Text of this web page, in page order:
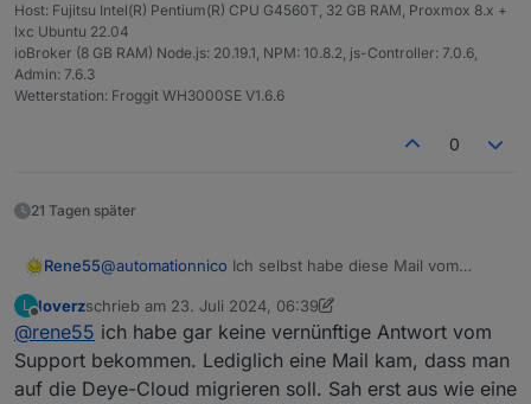
dieSolarmanOpenAPI-global(v1.1.6)-
EN_1719823855950_1310ye91.pdf
, welche ich
per Mail zugeschickt bekommen habe.
Host: Fujitsu Intel(R) Pentium(R) CPU G4560T, 32 GB RAM, Proxmox 8.x +
lxc Ubuntu 22.04
ioBroker (8 GB RAM) Node.js: 20.19.1, NPM: 10.8.2, js-Controller: 7.0.6,
Admin: 7.6.3
Wetterstation: Froggit WH3000SE V1.6.6
0
21 Tagen später
Rene55@automationnico Ich selbst habe diese Mail vom
mir die Infos gegeben.
Hat denn sonst schon jemand nach dem Rücksenden
des Agreements wieder mit dem Account im Adapter
arbeiten können?
L
Offline
loverzschrieb am 23. Juli 2024, 06:39
zuletzt editiert von loverz
@rene55 ich habe gar keine vernünftige Antwort vom
Support bekommen. Lediglich eine Mail kam, dass man
auf die Deye-Cloud migrieren soll. Sah erst aus wie eine